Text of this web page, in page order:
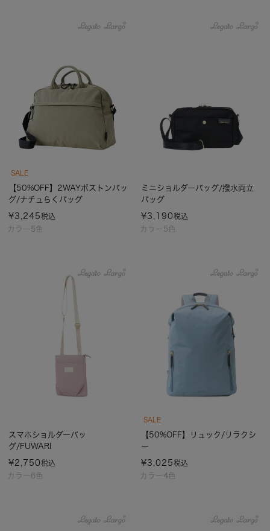
SALE
カラー5色
【50%OFF】2WAYボストンバッ
グ/ナチュらくバッグ
¥3,245税込
カラー5色
ミニショルダーバッグ/撥水両立
バッグ
¥3,190税込
カラー6色
スマホショルダーバッ
グ/FUWARI
¥2,750税込
SALE
カラー4色
【50%OFF】リュック/リラクシ
ー
¥3,025税込